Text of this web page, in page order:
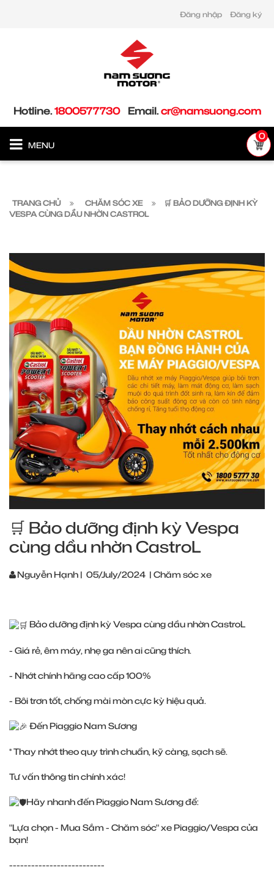
Đăng nhập Đăng ký
Hotline.1800577730 Email.cr@namsuong.com
MENU
0
TRANG CHỦ CHĂM SÓC XE
🛒 BẢO DƯỠNG ĐỊNH KỲ
VESPA CÙNG DẦU NHỜN CASTROL
🛒 Bảo dưỡng định kỳ Vespa
cùng dầu nhờn CastroL
Nguyễn Hạnh | 05/July/2024 | Chăm sóc xe
Bảo dưỡng định kỳ Vespa cùng dầu nhờn CastroL
- Giá rẻ, êm máy, nhẹ ga nên ai cũng thích.
- Nhớt chính hãng cao cấp 100%
- Bôi trơn tốt, chống mài mòn cực kỳ hiệu quả.
Đến Piaggio Nam Sương
* Thay nhớt theo quy trình chuẩn, kỹ càng, sạch sẽ.
Tư vấn thông tin chính xác!
Hãy nhanh đến Piaggio Nam Sương để:
"Lựa chọn - Mua Sắm - Chăm sóc" xe Piaggio/Vespa của
bạn!
--------------------------